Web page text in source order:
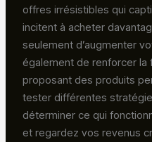
offres irrésistibles qui
incitent à acheter
seulement d’augmenter
également de renforcer
proposant des produits
tester différentes
déterminer ce qui
et regardez vos revenus